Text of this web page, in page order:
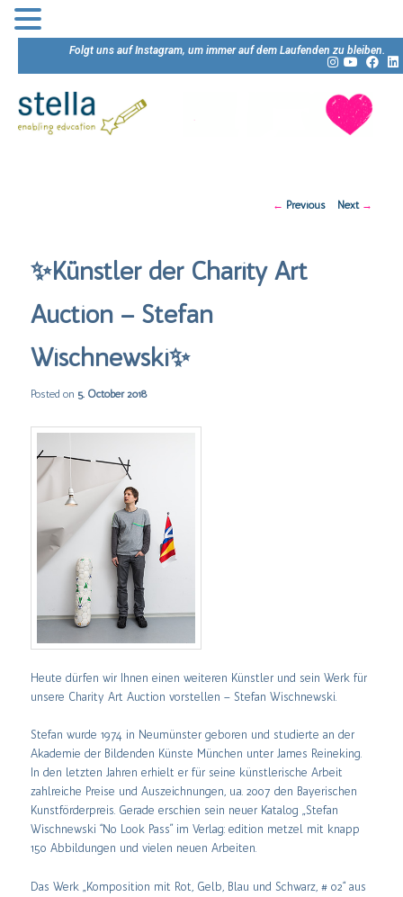
Folgt uns auf Instagram, um immer auf dem Laufenden zu bleiben.
Post
← Previous Next →
✨Künstler der Charity Art
Auction – Stefan
Wischnewski✨
Posted on 5. October 2018
Heute dürfen wir Ihnen einen weiteren Künstler und sein Werk für
unsere Charity Art Auction vorstellen – Stefan Wischnewski.
Stefan wurde 1974 in Neumünster geboren und studierte an der
Akademie der Bildenden Künste München unter James Reineking.
In den letzten Jahren erhielt er für seine künstlerische Arbeit
zahlreiche Preise und Auszeichnungen, u.a. 2007 den Bayerischen
Kunstförderpreis. Gerade erschien sein neuer Katalog „Stefan
Wischnewski “No Look Pass” im Verlag: edition metzel mit knapp
150 Abbildungen und vielen neuen Arbeiten.
Das Werk „Komposition mit Rot, Gelb, Blau und Schwarz, # 02“ aus